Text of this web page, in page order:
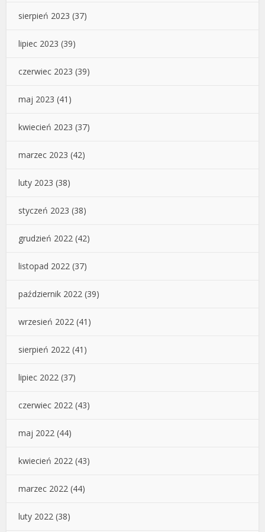
sierpień 2023 (37)
lipiec 2023 (39)
czerwiec 2023 (39)
maj 2023 (41)
kwiecień 2023 (37)
marzec 2023 (42)
luty 2023 (38)
styczeń 2023 (38)
grudzień 2022 (42)
listopad 2022 (37)
październik 2022 (39)
wrzesień 2022 (41)
sierpień 2022 (41)
lipiec 2022 (37)
czerwiec 2022 (43)
maj 2022 (44)
kwiecień 2022 (43)
marzec 2022 (44)
luty 2022 (38)